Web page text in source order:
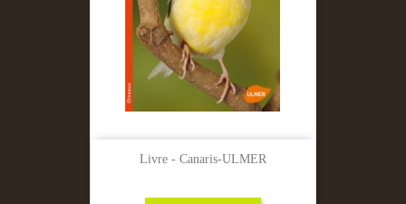
Livre - Canaris-ULMER